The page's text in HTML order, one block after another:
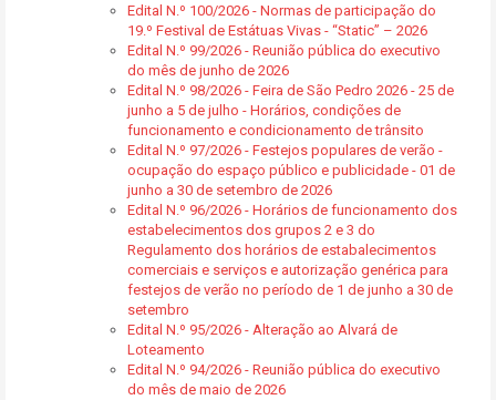
Edital N.º 100/2026 - Normas de participação do
19.º Festival de Estátuas Vivas - “Static” – 2026
Edital N.º 99/2026 - Reunião pública do executivo
do mês de junho de 2026
Edital N.º 98/2026 - Feira de São Pedro 2026 - 25 de
junho a 5 de julho - Horários, condições de
funcionamento e condicionamento de trânsito
Edital N.º 97/2026 - Festejos populares de verão -
ocupação do espaço público e publicidade - 01 de
junho a 30 de setembro de 2026
Edital N.º 96/2026 - Horários de funcionamento dos
estabelecimentos dos grupos 2 e 3 do
Regulamento dos horários de estabalecimentos
comerciais e serviços e autorização genérica para
festejos de verão no período de 1 de junho a 30 de
setembro
Edital N.º 95/2026 - Alteração ao Alvará de
Loteamento
Edital N.º 94/2026 - Reunião pública do executivo
do mês de maio de 2026